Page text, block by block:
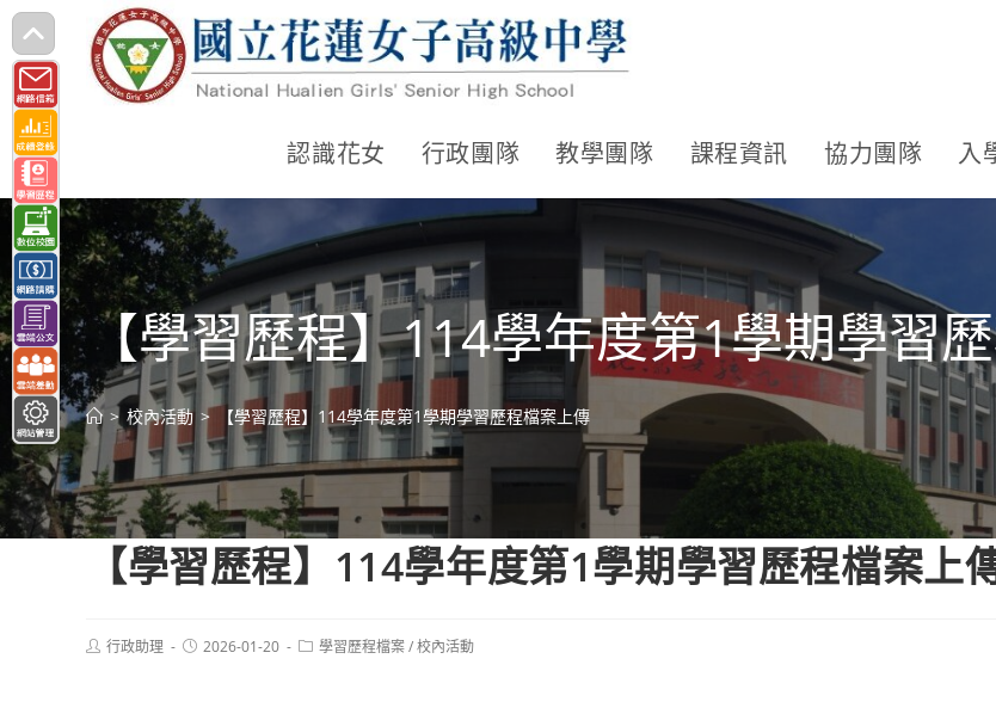
跳
轉
至
主
要
內
容
認識花女 行政團隊 教學團隊 課程資訊 協力團隊 入
【學習歷程】114學年度第1學期學習
> 校內活動 > 【學習歷程】114學年度第1學期學習歷程檔案上傳
【學習歷程】114學年度第1學期學習歷程檔案上
Post行政助理
Post2026-01-20
Post學習歷程檔案/校內活動